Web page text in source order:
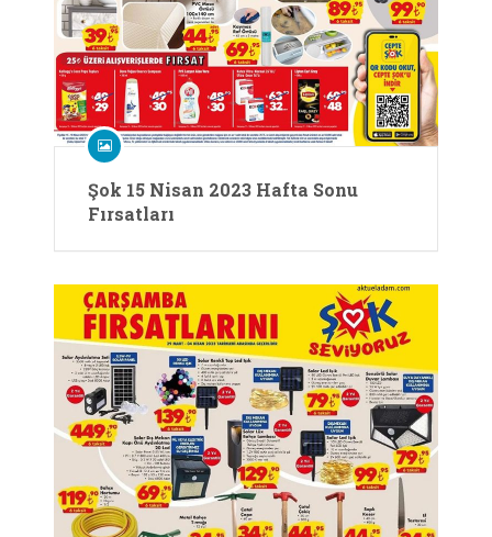
Şok 15 Nisan 2023 Hafta Sonu
Fırsatları